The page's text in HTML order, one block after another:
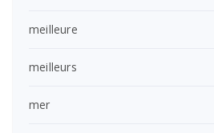
meilleure
meilleurs
mer